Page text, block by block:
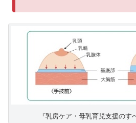
『乳房ケア・母乳育児支援のす